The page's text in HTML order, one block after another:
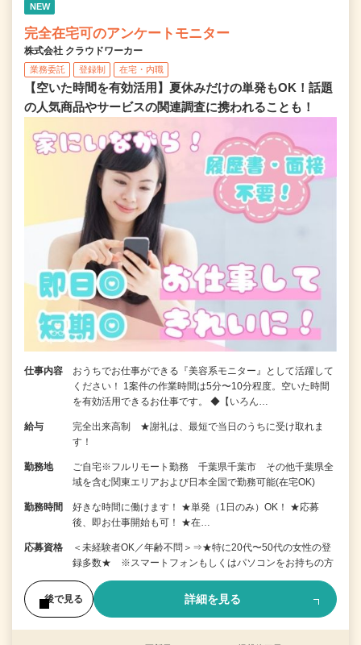
NEW
完全在宅可のアンケートモニター
株式会社 クラウドワーカー
業務委託 登録制 在宅・内職
【空いた時間を有効活用】夏休みだけの単発もOK！話題
の人気商品やサービスの関連調査に携われることも！
仕事内容
おうちでお仕事ができる『美容系モニター』として活躍して
ください！ 1案件の作業時間は5分〜10分程度。空いた時間
を有効活用できるお仕事です。 ◆【いろん…
給与
完全出来高制 ★謝礼は、最短で当日のうちに受け取れま
す！
勤務地
ご自宅※フルリモート勤務 千葉県千葉市 その他千葉県全
域を含む関東エリアおよび日本全国で勤務可能(在宅OK)
勤務時間
好きな時間に働けます！ ★単発（1日のみ）OK！ ★応募
後、即お仕事開始も可！ ★在…
応募資格
＜未経験者OK／年齢不問＞⇒★特に20代〜50代の女性の登
録多数★ ※スマートフォンもしくはパソコンをお持ちの方
後で見る 詳細を見る